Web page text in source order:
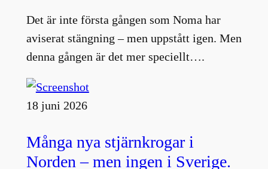
Det är inte första gången som Noma har
aviserat stängning – men uppstått igen. Men
denna gången är det mer speciellt….
18 juni 2026
Många nya stjärnkrogar i
Norden – men ingen i Sverige.